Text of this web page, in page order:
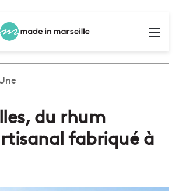
du rhum
fabriqué à